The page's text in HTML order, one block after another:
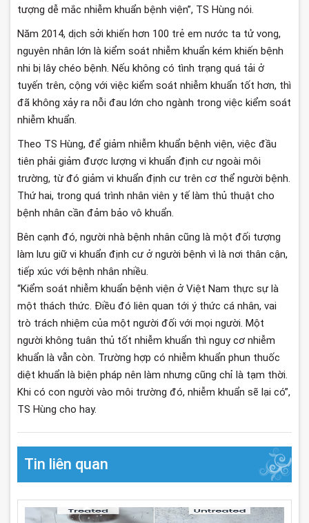
tượng dễ mắc nhiễm khuẩn bệnh viện”, TS Hùng nói.
Năm 2014, dịch sởi khiến hơn 100 trẻ em nước ta tử vong,
nguyên nhân lớn là kiểm soát nhiễm khuẩn kém khiến bệnh
nhi bị lây chéo bệnh. Nếu không có tình trạng quá tải ở
tuyến trên, cộng với việc kiểm soát nhiễm khuẩn tốt hơn, thì
đã không xảy ra nỗi đau lớn cho ngành trong việc kiểm soát
nhiễm khuẩn.
Theo TS Hùng, để giảm nhiễm khuẩn bệnh viện, việc đầu
tiên phải giảm được lượng vi khuẩn định cư ngoài môi
trường, từ đó giảm vi khuẩn định cư trên cơ thể người bệnh.
Thứ hai, trong quá trình nhân viên y tế làm thủ thuật cho
bệnh nhân cần đảm bảo vô khuẩn.
Bên cạnh đó, người nhà bệnh nhân cũng là một đối tượng
làm lưu giữ vi khuẩn định cư ở người bệnh vì là nơi thân cận,
tiếp xúc với bệnh nhân nhiều.
“Kiểm soát nhiễm khuẩn bệnh viện ở Việt Nam thực sự là
một thách thức. Điều đó liên quan tới ý thức cá nhân, vai
trò trách nhiệm của một người đối với mọi người. Một
người không tuân thủ tốt nhiễm khuẩn thì nguy cơ nhiễm
khuẩn là vẫn còn. Trường hợp có nhiễm khuẩn phun thuốc
diệt khuẩn là biện pháp nên làm nhưng cũng chỉ là tạm thời.
Khi có con người vào môi trường đó, nhiễm khuẩn sẽ lại có”,
TS Hùng cho hay.
Tin liên quan